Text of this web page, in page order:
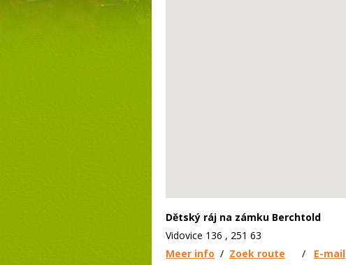
Dětský ráj na zámku Berchtold
Vidovice 136 , 251 63
Meer info / Zoek route / E-mail